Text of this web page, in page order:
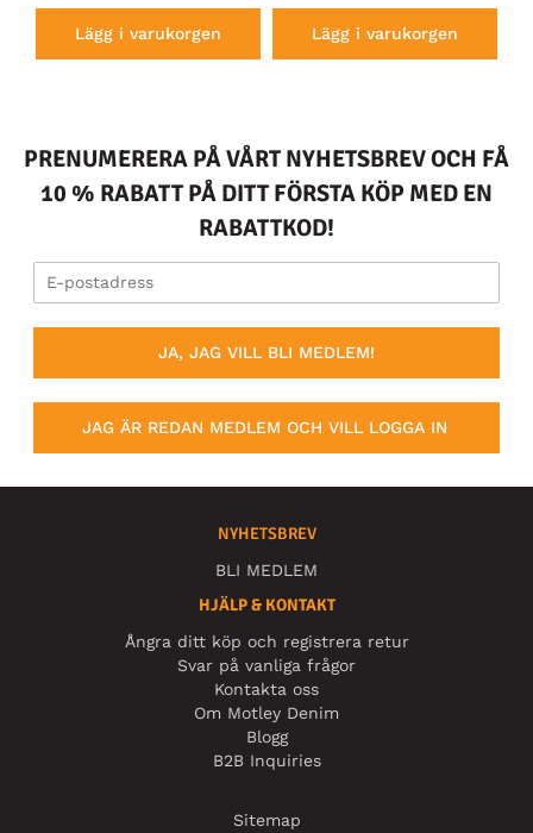
Lägg i varukorgen Lägg i varukorgen
PRENUMERERA PÅ VÅRT NYHETSBREV OCH FÅ
10 % RABATT PÅ DITT FÖRSTA KÖP MED EN
RABATTKOD!
JA, JAG VILL BLI MEDLEM!
JAG ÄR REDAN MEDLEM OCH VILL LOGGA IN
NYHETSBREV
BLI MEDLEM
HJÄLP & KONTAKT
Ångra ditt köp och registrera retur
Svar på vanliga frågor
Kontakta oss
Om Motley Denim
Blogg
B2B Inquiries
Sitemap